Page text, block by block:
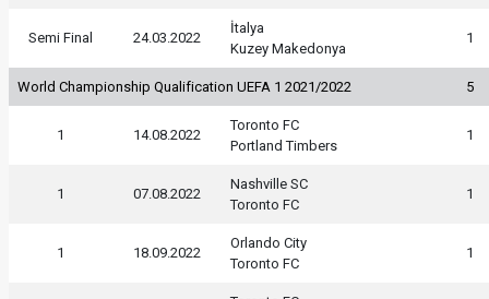
Semi Final 24.03.2022
İtalya
Kuzey Makedonya
1
World Championship Qualification UEFA 1 2021/2022 5
1 14.08.2022
Toronto FC
Portland Timbers
1
1 07.08.2022
Nashville SC
Toronto FC
1
1 18.09.2022
Orlando City
Toronto FC
1